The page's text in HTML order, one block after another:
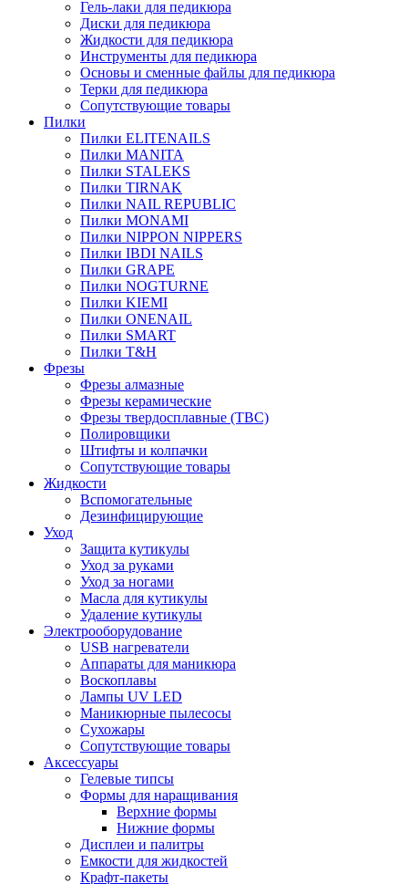
Гель-лаки для педикюра
Диски для педикюра
Жидкости для педикюра
Инструменты для педикюра
Основы и сменные файлы для педикюра
Терки для педикюра
Сопутствующие товары
Пилки
Пилки ELITENAILS
Пилки MANITA
Пилки STALEKS
Пилки TIRNAK
Пилки NAIL REPUBLIC
Пилки MONAMI
Пилки NIPPON NIPPERS
Пилки IBDI NAILS
Пилки GRAPE
Пилки NOGTURNE
Пилки KIEMI
Пилки ONENAIL
Пилки SMART
Пилки T&H
Фрезы
Фрезы алмазные
Фрезы керамические
Фрезы твердосплавные (ТВС)
Полировщики
Штифты и колпачки
Сопутствующие товары
Жидкости
Вспомогательные
Дезинфицирующие
Уход
Защита кутикулы
Уход за руками
Уход за ногами
Масла для кутикулы
Удаление кутикулы
Электрооборудование
USB нагреватели
Аппараты для маникюра
Воскоплавы
Лампы UV LED
Маникюрные пылесосы
Сухожары
Сопутствующие товары
Аксессуары
Гелевые типсы
Формы для наращивания
Верхние формы
Нижние формы
Дисплеи и палитры
Емкости для жидкостей
Крафт-пакеты